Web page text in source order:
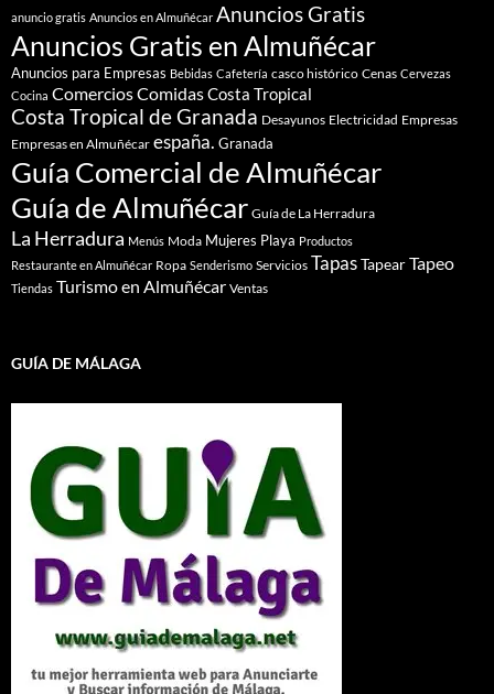
anuncio gratis Anuncios en Almuñécar Anuncios Gratis
Anuncios Gratis en Almuñécar
Anuncios para Empresas Bebidas Cafetería casco histórico Cenas Cervezas
Cocina ComerciosComidasCosta Tropical
Costa Tropical de Granada Desayunos Electricidad Empresas
Empresas en Almuñécar españa. Granada
Guía Comercial de Almuñécar
Guía de Almuñécar Guía de La Herradura
La Herradura Menús Moda Mujeres Playa Productos
Restaurante en Almuñécar Ropa Senderismo Servicios TapasTapearTapeo
Tiendas Turismo en Almuñécar Ventas
GUÍA DE MÁLAGA